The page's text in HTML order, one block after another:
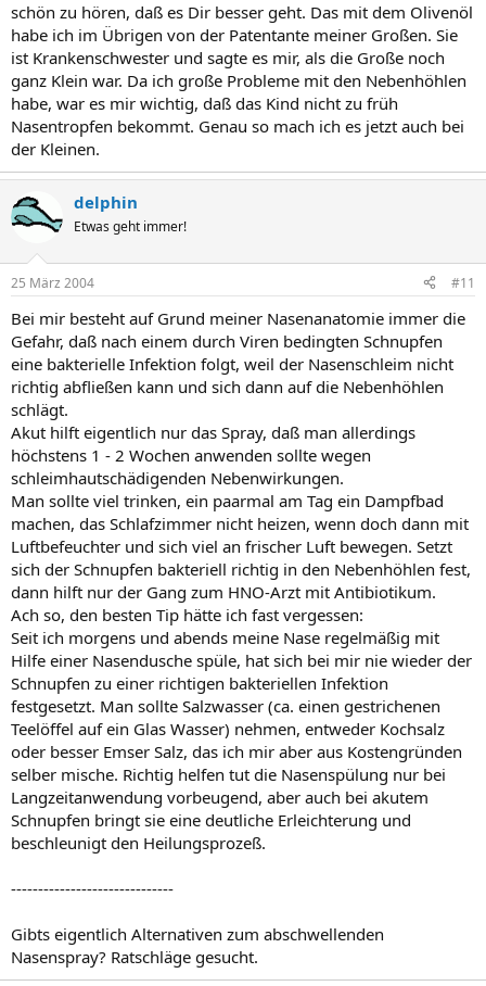
schön zu hören, daß es Dir besser geht. Das mit dem Olivenöl
habe ich im Übrigen von der Patentante meiner Großen. Sie
ist Krankenschwester und sagte es mir, als die Große noch
ganz Klein war. Da ich große Probleme mit den Nebenhöhlen
habe, war es mir wichtig, daß das Kind nicht zu früh
Nasentropfen bekommt. Genau so mach ich es jetzt auch bei
der Kleinen.
delphin
Etwas geht immer!
25 März 2004 #11
Bei mir besteht auf Grund meiner Nasenanatomie immer die
Gefahr, daß nach einem durch Viren bedingten Schnupfen
eine bakterielle Infektion folgt, weil der Nasenschleim nicht
richtig abfließen kann und sich dann auf die Nebenhöhlen
schlägt.
Akut hilft eigentlich nur das Spray, daß man allerdings
höchstens 1 - 2 Wochen anwenden sollte wegen
schleimhautschädigenden Nebenwirkungen.
Man sollte viel trinken, ein paarmal am Tag ein Dampfbad
machen, das Schlafzimmer nicht heizen, wenn doch dann mit
Luftbefeuchter und sich viel an frischer Luft bewegen. Setzt
sich der Schnupfen bakteriell richtig in den Nebenhöhlen fest,
dann hilft nur der Gang zum HNO-Arzt mit Antibiotikum.
Ach so, den besten Tip hätte ich fast vergessen:
Seit ich morgens und abends meine Nase regelmäßig mit
Hilfe einer Nasendusche spüle, hat sich bei mir nie wieder der
Schnupfen zu einer richtigen bakteriellen Infektion
festgesetzt. Man sollte Salzwasser (ca. einen gestrichenen
Teelöffel auf ein Glas Wasser) nehmen, entweder Kochsalz
oder besser Emser Salz, das ich mir aber aus Kostengründen
selber mische. Richtig helfen tut die Nasenspülung nur bei
Langzeitanwendung vorbeugend, aber auch bei akutem
Schnupfen bringt sie eine deutliche Erleichterung und
beschleunigt den Heilungsprozeß.
------------------------------
Gibts eigentlich Alternativen zum abschwellenden
Nasenspray? Ratschläge gesucht.